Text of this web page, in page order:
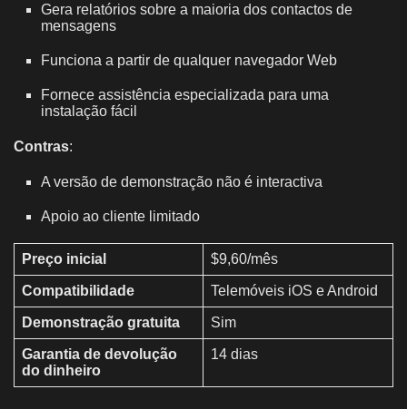
Gera relatórios sobre a maioria dos contactos de
mensagens
Funciona a partir de qualquer navegador Web
Fornece assistência especializada para uma
instalação fácil
Contras:
A versão de demonstração não é interactiva
Apoio ao cliente limitado
Preço inicial $9,60/mês
Compatibilidade Telemóveis iOS e Android
Demonstração gratuita Sim
Garantia de devolução
do dinheiro
14 dias